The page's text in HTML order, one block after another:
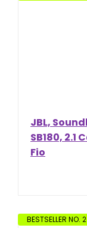
JBL,
SB180, 2.1
Fio
BESTSELLER NO. 2